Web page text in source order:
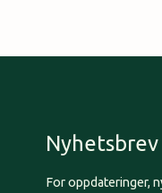
Nyhetsbrev
For oppdateringer,